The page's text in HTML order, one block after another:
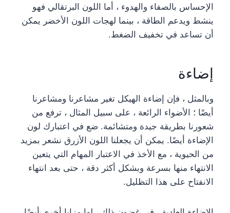
الإحساس بالصفاء والهدوء ، أما اللون البرتقالي فهو
ينشط ويدعم الطاقة ، بينما لهجات اللون الأخضر يمكن
أن تساعد في تخفيف الضغط.
إضاءة
وبالمثل ، فإن إضاءة الهيكل تغير مشاعرنا ومشاعرنا
أيضًا ؛ الأضواء الرائعة ، على سبيل المثال ، ترفع من
شعورنا بطريقة جيدة ومتشائمة. ضع في اعتبارك لون
الإضاءة أيضًا. يمكن أن يجعلنا اللون الأزرق نشعر بمزيد
من الحيوية ، مع الأخذ في الاعتبار المهام التي يتعين
الانتهاء منها بسرعة وبشكل أكثر دقة ، حتى بعد انتهاء
الانفتاح على هذا التظليل.